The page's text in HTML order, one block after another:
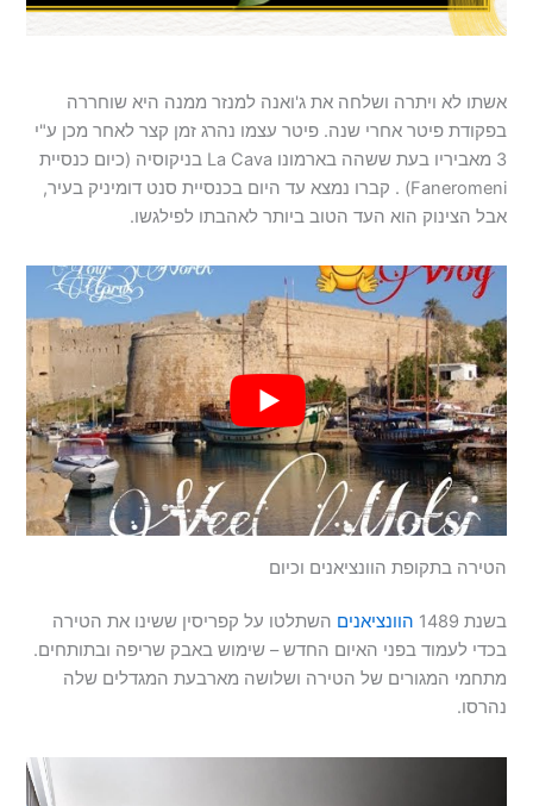
אשתו לא ויתרה ושלחה את ג'ואנה למנזר ממנה היא שוחררה
בפקודת פיטר אחרי שנה. פיטר עצמו נהרג זמן קצר לאחר מכן ע"י
3 מאביריו בעת ששהה בארמונו La Cava בניקוסיה (כיום כנסיית
Faneromeni) . קברו נמצא עד היום בכנסיית סנט דומיניק בעיר,
אבל הצינוק הוא העד הטוב ביותר לאהבתו לפילגשו.
הטירה בתקופת הוונציאנים וכיום
בשנת 1489 הוונציאנים השתלטו על קפריסין ששינו את הטירה
בכדי לעמוד בפני האיום החדש – שימוש באבק שריפה ובתותחים.
מתחמי המגורים של הטירה ושלושה מארבעת המגדלים שלה
נהרסו.